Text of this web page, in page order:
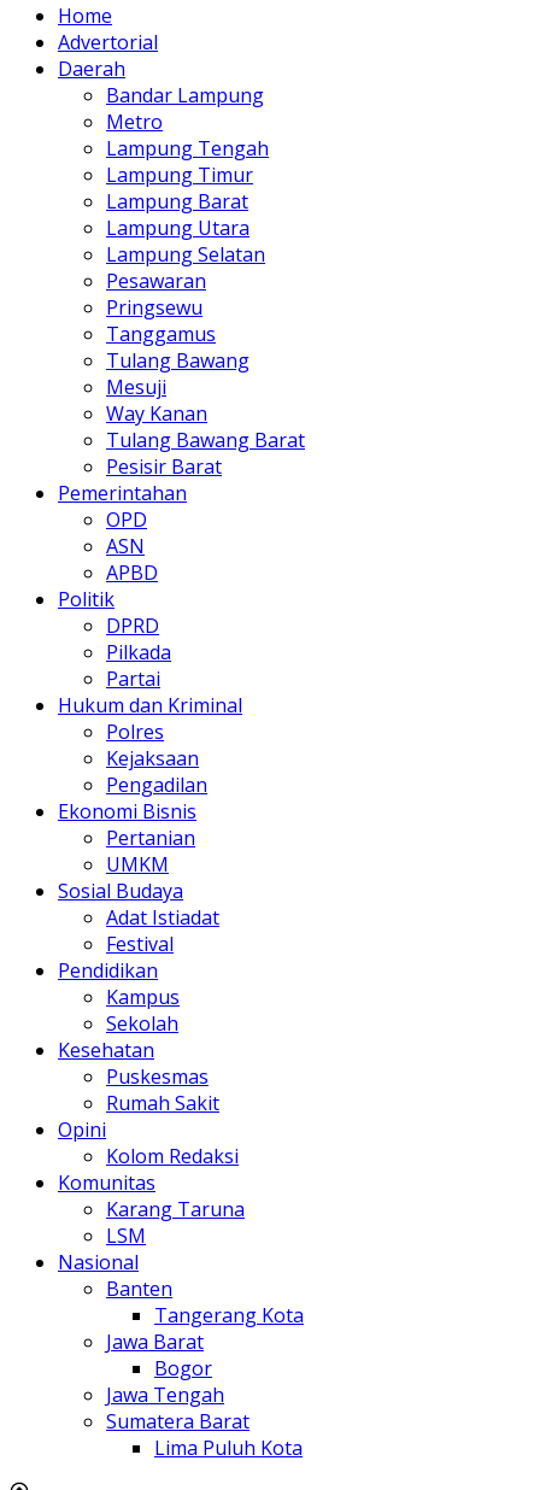
Home
Advertorial
Daerah
Bandar Lampung
Metro
Lampung Tengah
Lampung Timur
Lampung Barat
Lampung Utara
Lampung Selatan
Pesawaran
Pringsewu
Tanggamus
Tulang Bawang
Mesuji
Way Kanan
Tulang Bawang Barat
Pesisir Barat
Pemerintahan
OPD
ASN
APBD
Politik
DPRD
Pilkada
Partai
Hukum dan Kriminal
Polres
Kejaksaan
Pengadilan
Ekonomi Bisnis
Pertanian
UMKM
Sosial Budaya
Adat Istiadat
Festival
Pendidikan
Kampus
Sekolah
Kesehatan
Puskesmas
Rumah Sakit
Opini
Kolom Redaksi
Komunitas
Karang Taruna
LSM
Nasional
Banten
Tangerang Kota
Jawa Barat
Bogor
Jawa Tengah
Sumatera Barat
Lima Puluh Kota